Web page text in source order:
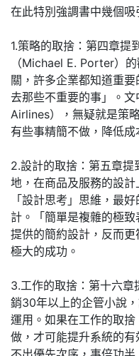
在此特別強調書中幾個吸
1.策略的取捨：第四章提
（Michael E. Porter）
關，許多企業都知道重
去那些不重要的事」。
Airlines），無疑就是策
有些事精簡不做，降低
2.設計的取捨：第五章
地，在商品及服務的設
「設計思考」思維，最
計。「簡單是複雜的極致
提供的簡約設計，反而
極大的成功。
3.工作的取捨：第十六
銷30年以上的企管小說
運用。如果在工作的取
做，才可能提升系統的